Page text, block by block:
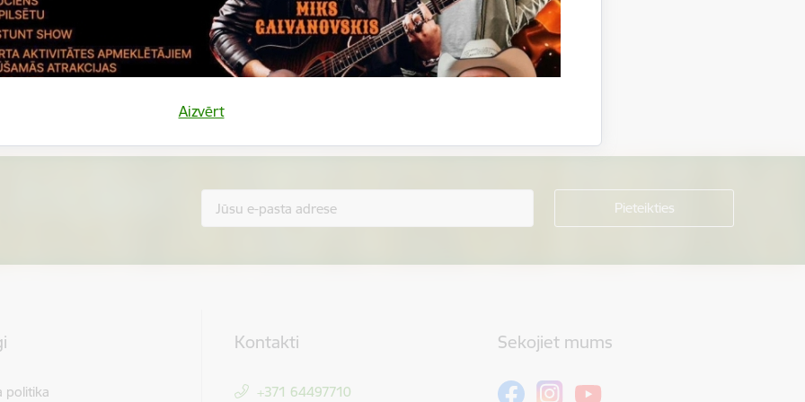
Aizvērt
Vai šī informācija bija noderīga?
Sniegt atsauksmi
politika
Kontakti
+371 64497710
Sekojiet mums